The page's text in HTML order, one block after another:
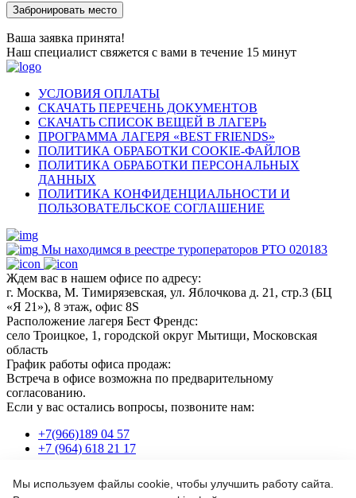
Ваша заявка принята!
Наш специалист свяжется с вами в течение 15 минут
УСЛОВИЯ ОПЛАТЫ
СКАЧАТЬ ПЕРЕЧЕНЬ ДОКУМЕНТОВ
СКАЧАТЬ СПИСОК ВЕЩЕЙ В ЛАГЕРЬ
ПРОГРАММА ЛАГЕРЯ «BEST FRIENDS»
ПОЛИТИКА ОБРАБОТКИ COOKIE-ФАЙЛОВ
ПОЛИТИКА ОБРАБОТКИ ПЕРСОНАЛЬНЫХ
ДАННЫХ
ПОЛИТИКА КОНФИДЕНЦИАЛЬНОСТИ И
ПОЛЬЗОВАТЕЛЬСКОЕ СОГЛАШЕНИЕ
Мы находимся в реестре туроператоров РТО 020183
Ждем вас в нашем офисе по адресу:
г. Москва, М. Тимирязевская, ул. Яблочкова д. 21, стр.3 (БЦ
«Я 21»), 8 этаж, офис 8S
Расположение лагеря Бест Френдс:
село Троицкое, 1, городской округ Мытищи, Московская
область
График работы офиса продаж:
Встреча в офисе возможна по предварительному
согласованию.
Если у вас остались вопросы, позвоните нам:
+7(966)189 04 57
+7 (964) 618 21 17
Или пишите нам на почту:
Мы используем файлы cookie, чтобы улучшить работу сайта.